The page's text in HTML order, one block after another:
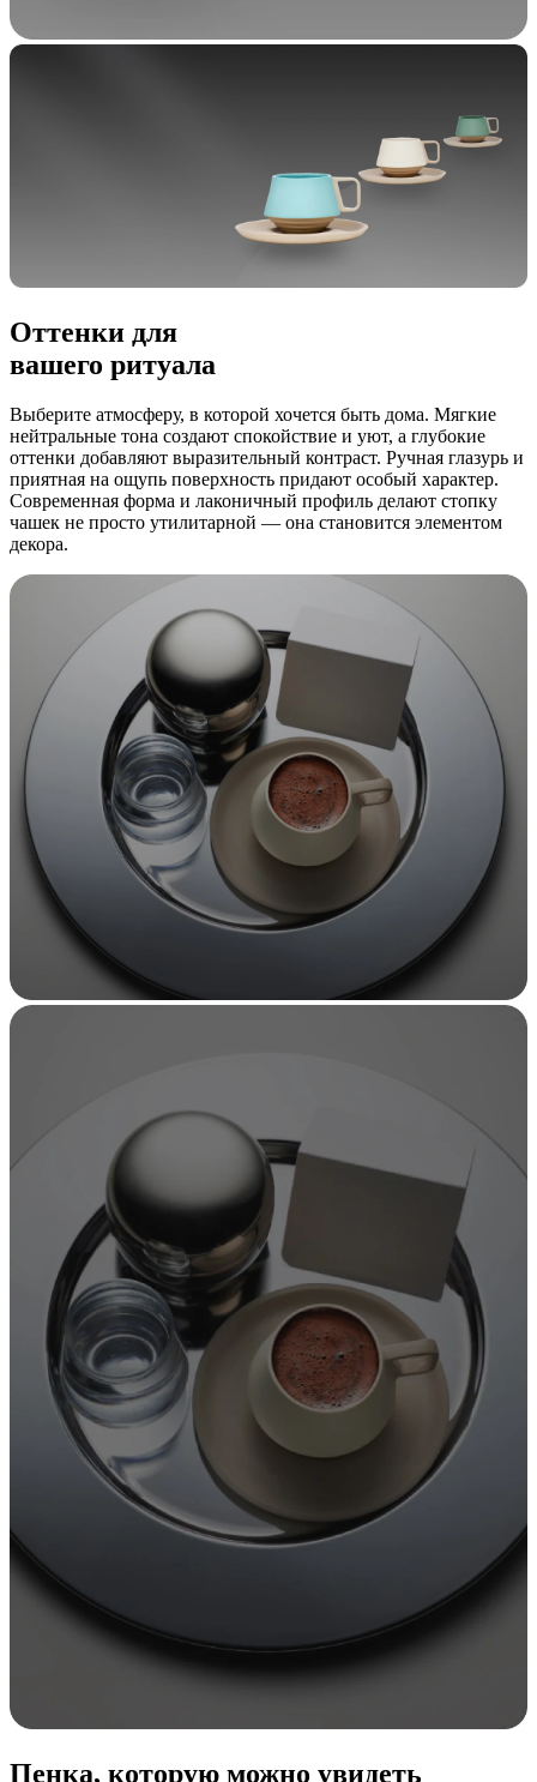
Оттенки для
вашего ритуала
Выберите атмосферу, в которой хочется быть дома. Мягкие
нейтральные тона создают спокойствие и уют, а глубокие
оттенки добавляют выразительный контраст. Ручная глазурь и
приятная на ощупь поверхность придают особый характер.
Современная форма и лаконичный профиль делают стопку
чашек не просто утилитарной — она становится элементом
декора.
Пенка, которую можно увидеть